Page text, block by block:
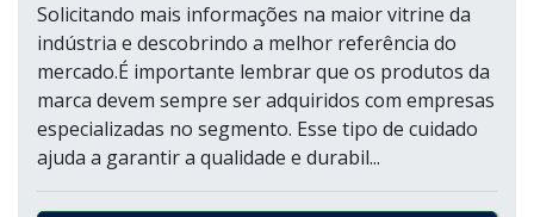
Solicitando mais informações na maior vitrine da
indústria e descobrindo a melhor referência do
mercado.É importante lembrar que os produtos da
marca devem sempre ser adquiridos com empresas
especializadas no segmento. Esse tipo de cuidado
ajuda a garantir a qualidade e durabil...